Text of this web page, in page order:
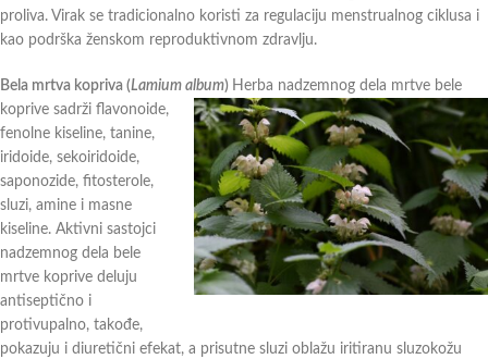
proliva. Virak se tradicionalno koristi za regulaciju menstrualnog ciklusa i
kao podrška ženskom reproduktivnom zdravlju.
Belа mrtva kopriva (Lamium album) Herba nadzemnog dela mrtve bele
koprive sadrži flavonoide,
fenolne kiseline, tanine,
iridoide, sekoiridoide,
saponozide, fitosterole,
sluzi, amine i masne
kiseline. Aktivni sastojci
nadzemnog dela bele
mrtve koprive deluju
antiseptično i
protivupalno, takođe,
pokazuju i diuretični efekat, a prisutne sluzi oblažu iritiranu sluzokožu